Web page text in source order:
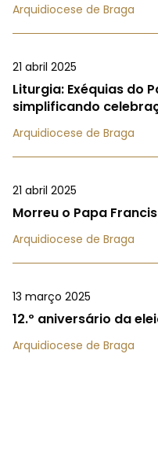
Arquidiocese de Braga
21 abril 2025
Liturgia: Exéquias do
simplificando
Arquidiocese de Braga
21 abril 2025
Morreu o Papa
Arquidiocese de Braga
13 março 2025
12.º aniversário da
Arquidiocese de Braga